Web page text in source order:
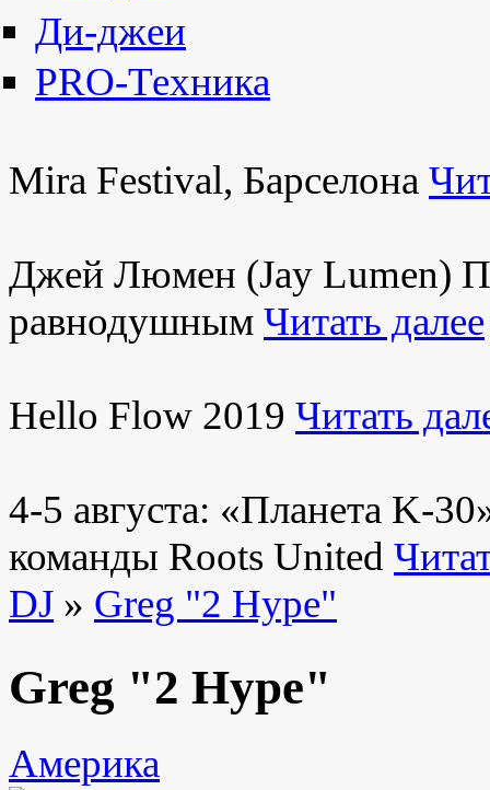
Ди-джеи
PRO-Техника
Mira Festival, Барселона
Джей Люмен (Jay Lumen)
равнодушным Читать далее
Hello Flow 2019 Читать
4-5 августа: «Планета K-
команды Roots United
DJ » Greg "2 Hype"
Greg "2 Hype"
Америка